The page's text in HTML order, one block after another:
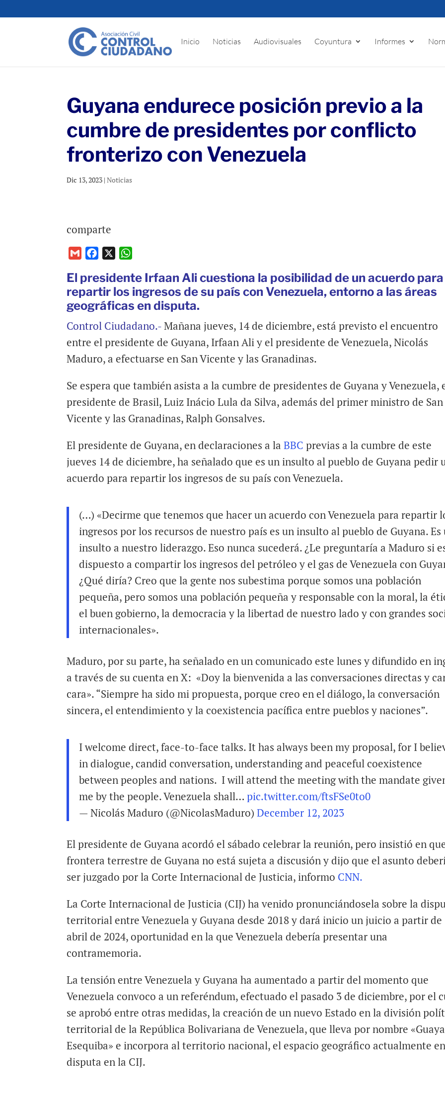
Inicio Noticias Audiovisuales Coyuntura Informes
Guyana endurece posición previo a la
cumbre de presidentes por conflicto
fronterizo con Venezuela
Dic 13, 2023 |Noticias
comparte
G
a
i
l
c
e
b
o
k
a
t
s
p
p
El presidente Irfaan Ali cuestiona la posibilidad de un acuerdo para
repartir los ingresos de su país con Venezuela, entorno a las áreas
geográficas en disputa.
Control Ciudadano.-Mañana jueves, 14 de diciembre, está previsto el encuentro
entre el presidente de Guyana, Irfaan Ali y el presidente de Venezuela, Nicolás
Maduro, a efectuarse en San Vicente y las Granadinas.
Se espera que también asista a la cumbre de presidentes de Guyana y Venezuela,
presidente de Brasil, Luiz Inácio Lula da Silva, además del primer ministro de San
Vicente y las Granadinas, Ralph Gonsalves.
El presidente de Guyana, en declaraciones a laBBC previas a la cumbre de este
jueves 14 de diciembre, ha señalado que es un insulto al pueblo de Guyana pedir
acuerdo para repartir los ingresos de su país con Venezuela.
(…) «Decirme que tenemos que hacer un acuerdo con Venezuela para repartir
ingresos por los recursos de nuestro país es un insulto al pueblo de Guyana. Es
insulto a nuestro liderazgo. Eso nunca sucederá. ¿Le preguntaría a Maduro si
dispuesto a compartir los ingresos del petróleo y el gas de Venezuela con
¿Qué diría? Creo que la gente nos subestima porque somos una población
pequeña, pero somos una población pequeña y responsable con la moral, la
el buen gobierno, la democracia y la libertad de nuestro lado y con grandes
internacionales».
Maduro, por su parte, ha señalado en un comunicado este lunes y difundido en
a través de su cuenta en X: «Doy la bienvenida a las conversaciones directas y
cara». “Siempre ha sido mi propuesta, porque creo en el diálogo, la conversación
sincera, el entendimiento y la coexistencia pacífica entre pueblos y naciones”.
I welcome direct, face-to-face talks. It has always been my proposal, for I
in dialogue, candid conversation, understanding and peaceful coexistence
between peoples and nations. I will attend the meeting with the mandate
me by the people. Venezuela shall…pic.twitter.com/ftsFSe0to0
— Nicolás Maduro (@NicolasMaduro)December 12, 2023
El presidente de Guyana acordó el sábado celebrar la reunión, pero insistió en
frontera terrestre de Guyana no está sujeta a discusión y dijo que el asunto
ser juzgado por la Corte Internacional de Justicia, informo CNN.
La Corte Internacional de Justicia (CIJ) ha venido pronunciándosela sobre la
territorial entre Venezuela y Guyana desde 2018 y dará inicio un juicio a partir de
abril de 2024, oportunidad en la que Venezuela debería presentar una
contramemoria.
La tensión entre Venezuela y Guyana ha aumentado a partir del momento que
Venezuela convoco a un referéndum, efectuado el pasado 3 de diciembre, por el
se aprobó entre otras medidas, la creación de un nuevo Estado en la división
territorial de la República Bolivariana de Venezuela, que lleva por nombre
Esequiba» e incorpora al territorio nacional, el espacio geográfico actualmente en
disputa en la CIJ.